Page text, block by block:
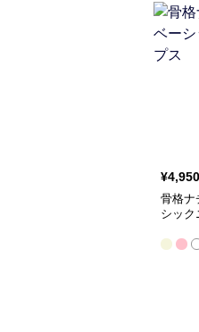
¥4,950
骨格ナ
シック